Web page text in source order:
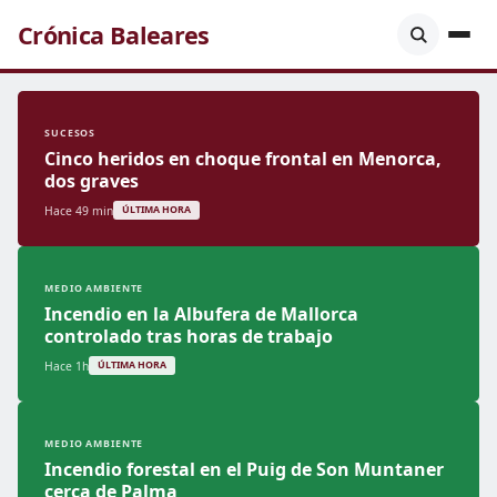
Crónica Baleares
SUCESOS
Cinco heridos en choque frontal en Menorca,
dos graves
Hace 49 min ÚLTIMA HORA
MEDIO AMBIENTE
Incendio en la Albufera de Mallorca
controlado tras horas de trabajo
Hace 1h ÚLTIMA HORA
MEDIO AMBIENTE
Incendio forestal en el Puig de Son Muntaner
cerca de Palma